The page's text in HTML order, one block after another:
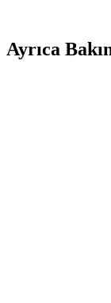
Ayrıca
Güçlü ve
Excalibur Polystar
malzemeleri ve
sporcular için ideal